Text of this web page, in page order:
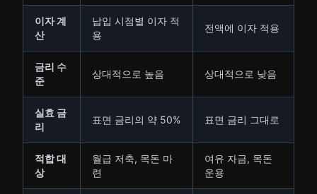
이자 계
산
납입 시점별 이자 적
용
전액에 이자 적용
금리 수
준
상대적으로 높음 상대적으로 낮음
실효 금
리
표면 금리의 약 50% 표면 금리 그대로
적합 대
상
월급 저축, 목돈 마
련
여유 자금, 목돈
운용